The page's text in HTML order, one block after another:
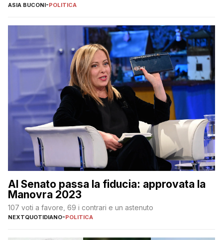
ASIA BUCONI-POLITICA
Al Senato passa la fiducia: approvata la
Manovra 2023
107 voti a favore, 69 i contrari e un astenuto
NEXTQUOTIDIANO-POLITICA